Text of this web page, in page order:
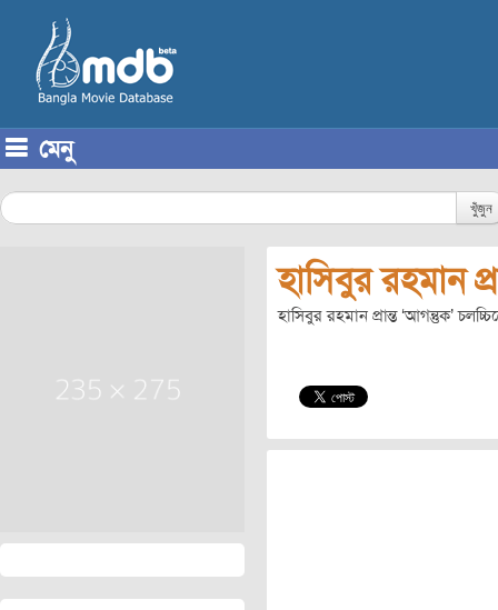
মেনু
খুঁজুন
হাসিবুর রহমান
হাসিবুর রহমান প্রান্ত ‘আগন্তুক’